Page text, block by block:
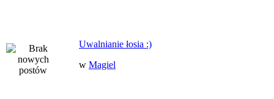
Uwalnianie łosia :)
w Magiel